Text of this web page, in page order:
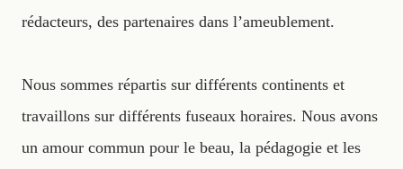
rédacteurs, des partenaires dans l’ameublement.
Nous sommes répartis sur différents continents et
travaillons sur différents fuseaux horaires. Nous avons
un amour commun pour le beau, la pédagogie et les